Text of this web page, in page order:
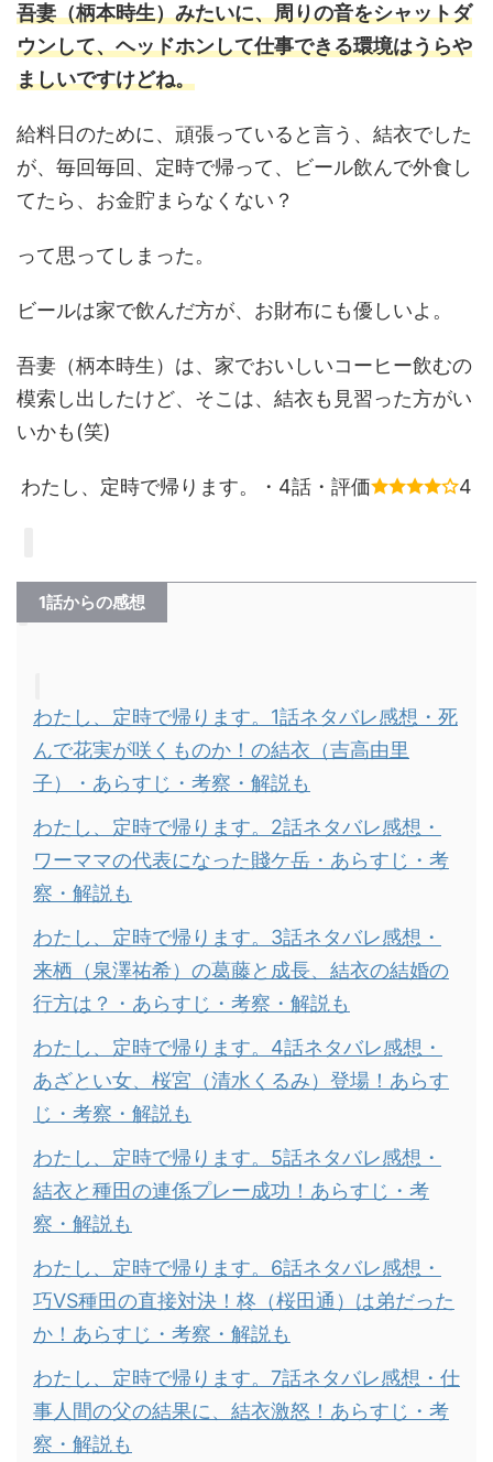
吾妻（柄本時生）みたいに、周りの音をシャットダ
ウンして、ヘッドホンして仕事できる環境はうらや
ましいですけどね。
給料日のために、頑張っていると言う、結衣でした
が、毎回毎回、定時で帰って、ビール飲んで外食し
てたら、お金貯まらなくない？
って思ってしまった。
ビールは家で飲んだ方が、お財布にも優しいよ。
吾妻（柄本時生）は、家でおいしいコーヒー飲むの
模索し出したけど、そこは、結衣も見習った方がい
いかも(笑)
わたし、定時で帰ります。・4話・評価 4
1話からの感想
わたし、定時で帰ります。1話ネタバレ感想・死
んで花実が咲くものか！の結衣（吉高由里
子）・あらすじ・考察・解説も
わたし、定時で帰ります。2話ネタバレ感想・
ワーママの代表になった賤ケ岳・あらすじ・考
察・解説も
わたし、定時で帰ります。3話ネタバレ感想・
来栖（泉澤祐希）の葛藤と成長、結衣の結婚の
行方は？・あらすじ・考察・解説も
わたし、定時で帰ります。4話ネタバレ感想・
あざとい女、桜宮（清水くるみ）登場！あらす
じ・考察・解説も
わたし、定時で帰ります。5話ネタバレ感想・
結衣と種田の連係プレー成功！あらすじ・考
察・解説も
わたし、定時で帰ります。6話ネタバレ感想・
巧VS種田の直接対決！柊（桜田通）は弟だった
か！あらすじ・考察・解説も
わたし、定時で帰ります。7話ネタバレ感想・仕
事人間の父の結果に、結衣激怒！あらすじ・考
察・解説も